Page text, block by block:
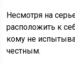
Несмотря на
расположить к
кому не
честным.